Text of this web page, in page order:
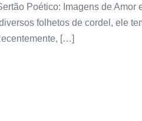
Poético: Imagens de Amor
folhetos de cordel, ele
[…]